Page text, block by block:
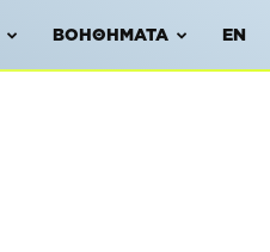
ΒΟΗΘΉΜΑΤΑ EN